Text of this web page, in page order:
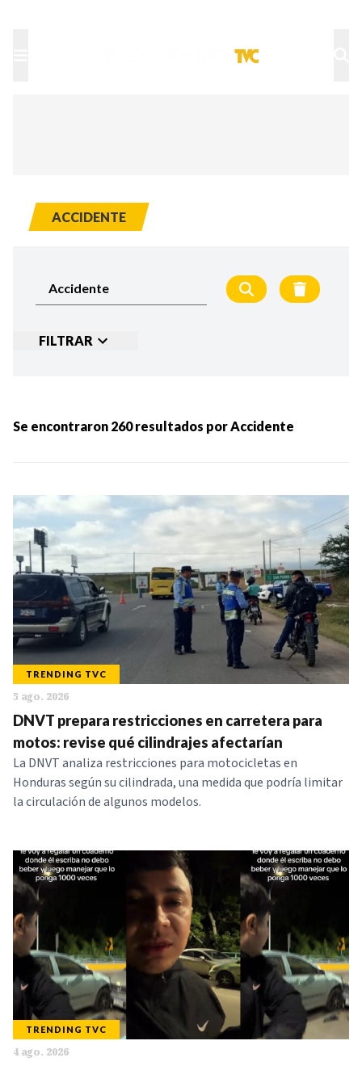
ACCIDENTE
FILTRAR
MÁS RECIENTES
MENOS RECIENTES
NOTICIAS
SERIES
Se encontraron 260 resultados porAccidente
TRENDING TVC
5 ago. 2026
DNVT prepara restricciones en carretera para
motos: revise qué cilindrajes afectarían
La DNVT analiza restricciones para motocicletas en
Honduras según su cilindrada, una medida que podría limitar
la circulación de algunos modelos.
TRENDING TVC
4 ago. 2026